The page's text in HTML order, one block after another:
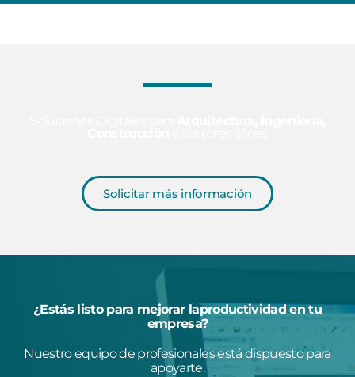
Solicitar más información
¿Estás listo para mejorar laproductividad en tu
empresa?
Nuestro equipo de profesionales está dispuesto para
apoyarte.